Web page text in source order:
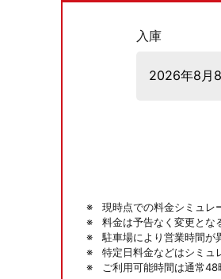
入庫
現時点での料金シミュレ
料金は予告なく変更とな
駐車場により営業時間が
特定日料金などはシミュ
ご利用可能時間は通常